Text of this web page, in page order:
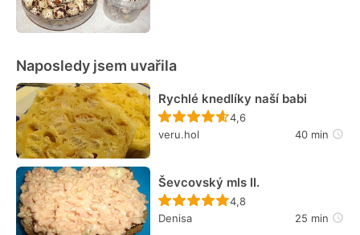
Naposledy jsem uvařila
Rychlé knedlíky naší babi
Recept ještě nebyl
4,6
veru.hol
40 min
Ševcovský mls II.
Recept ještě nebyl
4,8
Denisa
25 min